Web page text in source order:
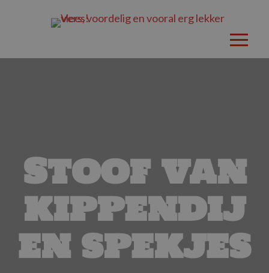
Stoof van
kippendij
en spekjes